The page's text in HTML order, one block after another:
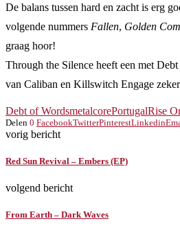
De balans tussen hard en zacht is erg
volgende nummers Fallen, Golden
graag hoor!
Through the Silence heeft een met
van Caliban en Killswitch Engage
Debt of WordsmetalcorePortugalRise
Delen 0 FacebookTwitterPinterestLinkedin
vorig bericht
Red Sun Revival – Embers (EP)
volgend bericht
From Earth – Dark Waves